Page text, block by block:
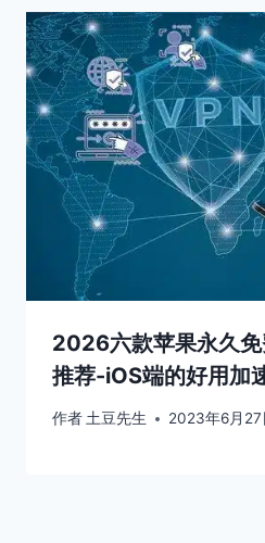
2026六款苹果永久
推荐-iOS端的好用加
作者 土豆先生 2023年6月27